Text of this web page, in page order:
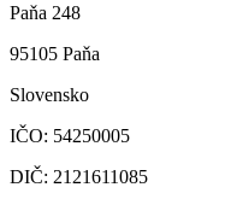
Paňa 248
95105 Paňa
Slovensko
IČO: 54250005
DIČ: 2121611085